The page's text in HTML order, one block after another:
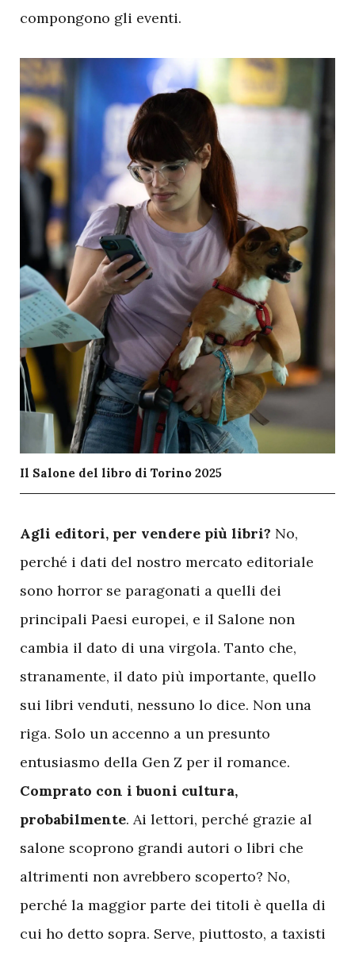
compongono gli eventi.
Il Salone del libro di Torino 2025
Agli editori, per vendere più libri? No,
perché i dati del nostro mercato editoriale
sono horror se paragonati a quelli dei
principali Paesi europei, e il Salone non
cambia il dato di una virgola. Tanto che,
stranamente, il dato più importante, quello
sui libri venduti, nessuno lo dice. Non una
riga. Solo un accenno a un presunto
entusiasmo della Gen Z per il romance.
Comprato con i buoni cultura,
probabilmente. Ai lettori, perché grazie al
salone scoprono grandi autori o libri che
altrimenti non avrebbero scoperto? No,
perché la maggior parte dei titoli è quella di
cui ho detto sopra. Serve, piuttosto, a taxisti